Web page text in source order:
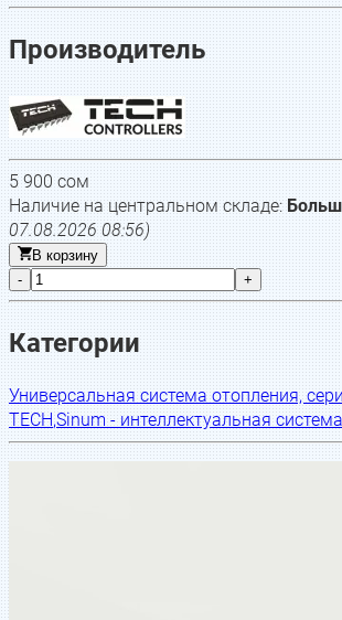
Производитель
5 900сом
Наличие на центральном складе:
07.08.2026 08:56)
В корзину
-
+
Категории
Универсальная система отопления,
TECH,Sinum - интеллектуальная